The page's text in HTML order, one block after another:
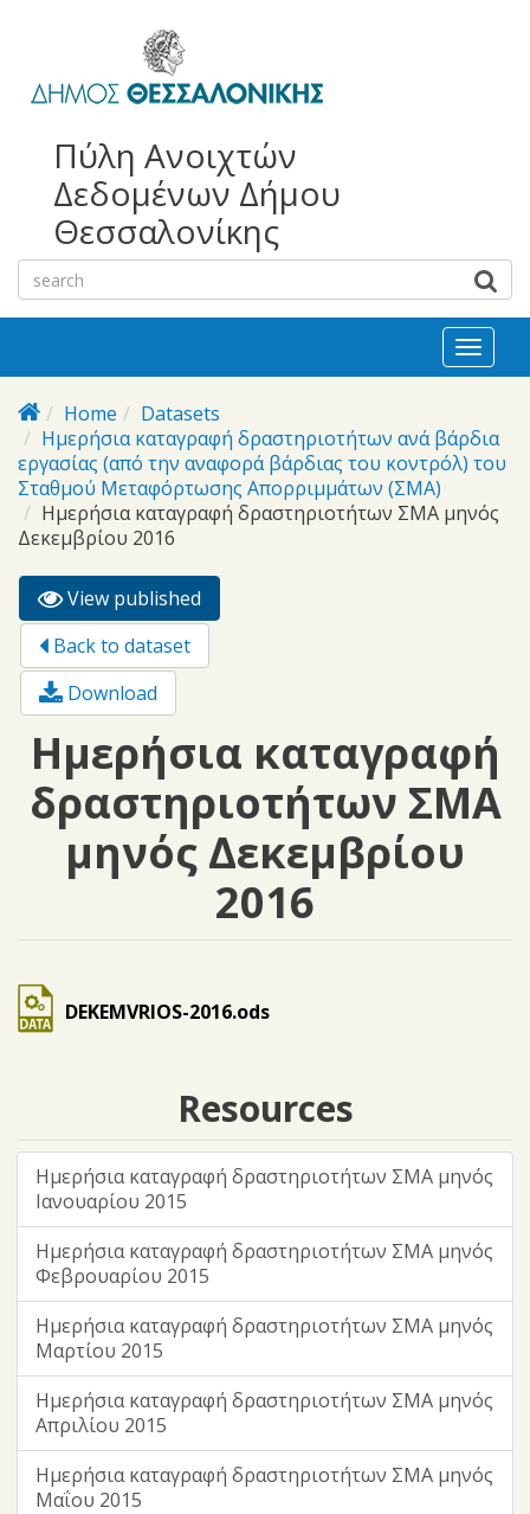
bayan
escort
escort
Πύλη Ανοιχτών
Δεδομένων Δήμου
Θεσσαλονίκης
Toggle
Home
Datasets
Ημερήσια καταγραφή δραστηριοτήτων ανά βάρδια
εργασίας (από την αναφορά βάρδιας του κοντρόλ) του
Σταθμού Μεταφόρτωσης Απορριμμάτων (ΣΜΑ)
Ημερήσια καταγραφή δραστηριοτήτων ΣΜΑ μηνός
Δεκεμβρίου 2016
Primary tabs
View published
tab)
Back to dataset
Download
Ημερήσια καταγραφή
δραστηριοτήτων ΣΜΑ
μηνός Δεκεμβρίου
2016
DEKEMVRIOS-2016.ods
Resources
Ημερήσια καταγραφή δραστηριοτήτων ΣΜΑ μηνός
Ιανουαρίου 2015
Ημερήσια καταγραφή δραστηριοτήτων ΣΜΑ μηνός
Φεβρουαρίου 2015
Ημερήσια καταγραφή δραστηριοτήτων ΣΜΑ μηνός
Μαρτίου 2015
Ημερήσια καταγραφή δραστηριοτήτων ΣΜΑ μηνός
Απριλίου 2015
Ημερήσια καταγραφή δραστηριοτήτων ΣΜΑ μηνός
Μαΐου 2015